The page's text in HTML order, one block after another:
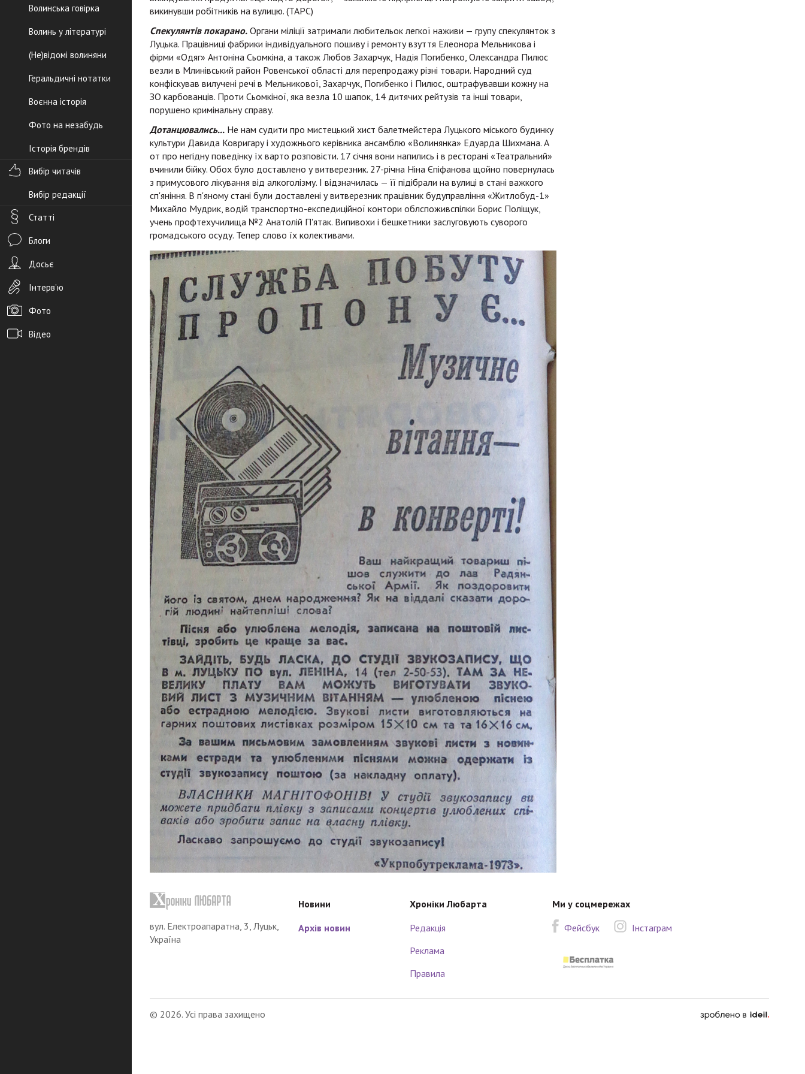
Волинська говірка
Волинь у літературі
(Не)відомі волиняни
Геральдичні нотатки
Воєнна історія
Фото на незабудь
Історія брендів
Вибір читачів
Вибір редакції
Статті
Блоги
Досьє
Інтерв’ю
Фото
Відео
викинувши робітників на вулицю. (ТАРС)
Спекулянтів покарано. Органи міліції затримали любительок легкої наживи — групу спекулянток з
Луцька. Працівниці фабрики індивідуального пошиву і ремонту взуття Елеонора Мельникова і
фірми «Одяг» Антоніна Сьомкіна, а також Любов Захарчук, Надія Погибенко, Олександра Пилюс
везли в Млинівський район Ровенської області для перепродажу різні товари. Народний суд
конфіскував вилучені речі в Мельникової, Захарчук, Погибенко і Пилюс, оштрафувавши кожну на
ЗО карбованців. Проти Сьомкіної, яка везла 10 шапок, 14 дитячих рейтузів та інші товари,
порушено кримінальну справу.
Дотанцювались... Не нам судити про мистецький хист балетмейстера Луцького міського будинку
культури Давида Ковригару і художнього керівника ансамблю «Волинянка» Едуарда Шихмана. А
от про негідну поведінку їх варто розповісти. 17 січня вони напились і в ресторані «Театральний»
вчинили бійку. Обох було доставлено у витверезник. 27-річна Ніна Єпіфанова щойно повернулась
з примусового лікування від алкоголізму. І відзначилась — її підібрали на вулиці в стані важкого
сп'яніння. В п'яному стані були доставлені у витверезник працівник будуправління «Житлобуд-1»
Михайло Мудрик, водій транспортно-експедиційної контори облспоживспілки Борис Поліщук,
учень профтехучилища №2 Анатолій П'ятак. Випивохи і бешкетники заслуговують суворого
громадського осуду. Тепер слово їх колективами.
вул. Електроапаратна, 3, Луцьк,
Україна
Новини
Архів новин
Хроніки Любарта
Редакція
Реклама
Правила
Ми у соцмережах
Фейсбук
Інстаграм
© 2026. Усі права захищено
зроблено